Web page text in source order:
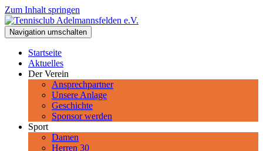
Zum Inhalt springen
Tennisclub Adelmannsfelden e.V.
Spiel, Satz und Sieg! Herzlich Willkommen beim Tennisclub
Adelmannsfelden im schwäbischen Ostalbkreis.
Navigation umschalten
Startseite
Aktuelles
Der Verein
Ansprechpartner
Unsere Anlage
Geschichte
Sponsor werden
Sport
Damen
Herren 30